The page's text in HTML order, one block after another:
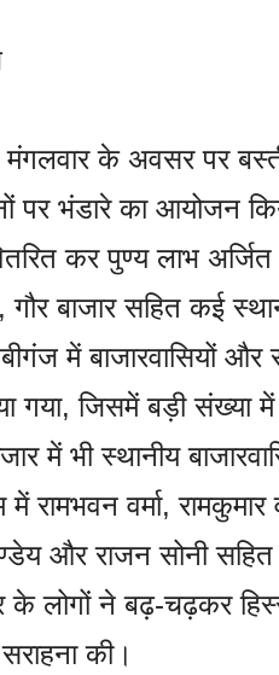
मंगलवार के अवसर पर
पर भंडारे का आयोजन
कर पुण्य लाभ
बाजार सहित कई
में बाजारवासियों
गया, जिसमें बड़ी संख्या
में भी स्थानीय
रामभवन वर्मा,
और राजन सोनी
के लोगों ने बढ़-चढ़कर
की।